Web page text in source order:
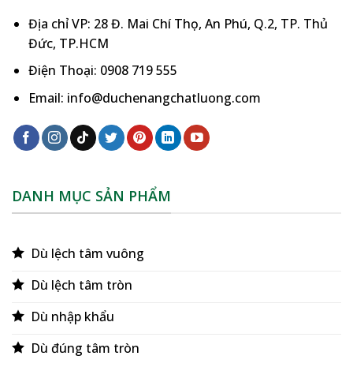
Địa chỉ VP: 28 Đ. Mai Chí Thọ, An Phú, Q.2, TP. Thủ
Đức, TP.HCM
Điện Thoại: 0908 719 555
Email: info@duchenangchatluong.com
DANH MỤC SẢN PHẨM
Dù lệch tâm vuông
Dù lệch tâm tròn
Dù nhập khẩu
Dù đúng tâm tròn